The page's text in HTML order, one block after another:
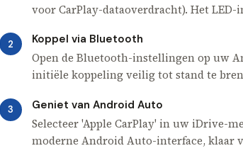
voor CarPlay-dataoverdracht). Het
2 Koppel via Bluetooth
Open de Bluetooth-instellingen op uw
initiële koppeling veilig tot stand te
3 Geniet van Android Auto
Selecteer 'Apple CarPlay' in uw iDrive-
moderne Android Auto-interface, klaar